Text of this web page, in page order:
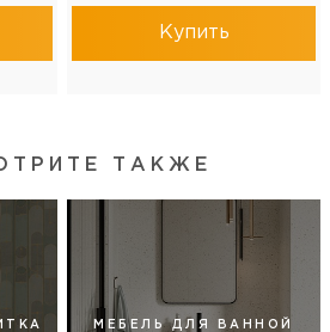
Купить
ТАКЖЕ
МЕБЕЛЬ ДЛЯ ВАННОЙ